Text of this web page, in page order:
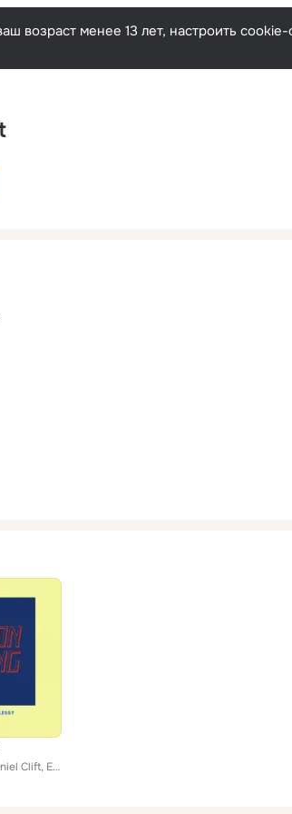
возраст менее 13 лет, настроить
Reason To Sing, Daniel Clift, El Matulessy